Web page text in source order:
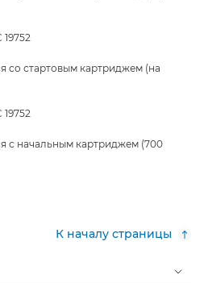
со стартовым картриджем (на
с начальным картриджем (700
К началу страницы